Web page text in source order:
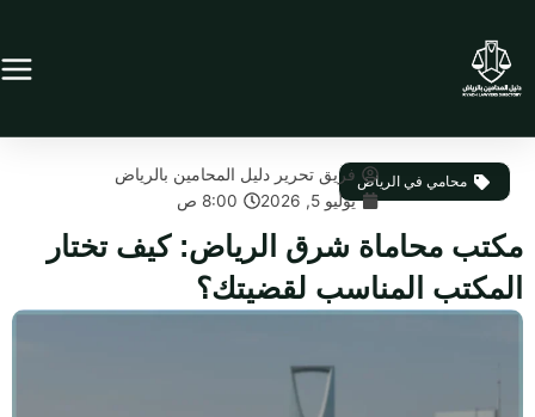
محامي في الرياضفريق تحرير دليل المحامين بالرياض
يوليو 5, 2026
8:00 ص
مكتب محاماة شرق الرياض: كيف تختار
المكتب المناسب لقضيتك؟